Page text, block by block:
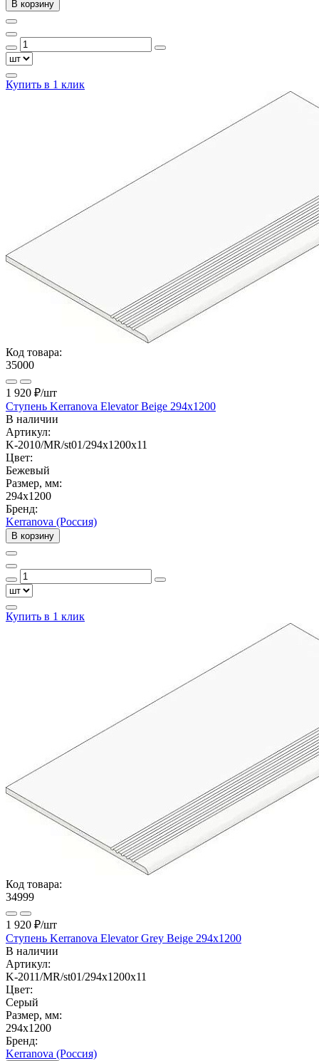
В корзину
Купить в 1 клик
Код товара:
35000
1 920 ₽/шт
Ступень Kerranova Elevator Beige 294х1200
В наличии
Артикул:
K-2010/MR/st01/294х1200x11
Цвет:
Бежевый
Размер, мм:
294x1200
Бренд:
Kerranova (Россия)
В корзину
Купить в 1 клик
Код товара:
34999
1 920 ₽/шт
Ступень Kerranova Elevator Grey Beige 294х1200
В наличии
Артикул:
K-2011/MR/st01/294х1200x11
Цвет:
Серый
Размер, мм:
294x1200
Бренд:
Kerranova (Россия)